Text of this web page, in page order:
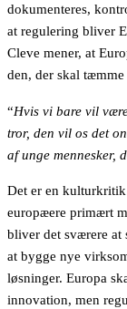
dokumenteres,
at regulering bliver
Cleve mener, at
den, der skal
“Hvis vi bare vil
tror, den vil os det
af unge mennesker,
Det er en
europæere primært
bliver det sværere
at bygge nye
løsninger. Europa
innovation, men